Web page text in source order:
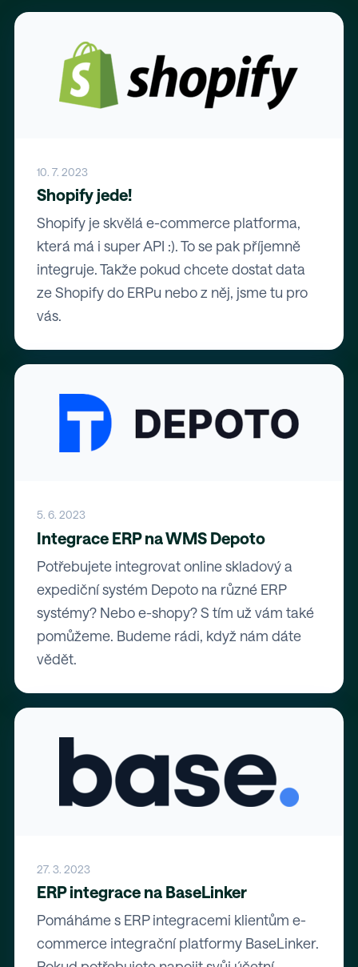
10. 7. 2023
Shopify jede!
Shopify je skvělá e-commerce platforma,
která má i super API :). To se pak příjemně
integruje. Takže pokud chcete dostat data
ze Shopify do ERPu nebo z něj, jsme tu pro
vás.
5. 6. 2023
Integrace ERP na WMS Depoto
Potřebujete integrovat online skladový a
expediční systém Depoto na různé ERP
systémy? Nebo e-shopy? S tím už vám také
pomůžeme. Budeme rádi, když nám dáte
vědět.
27. 3. 2023
ERP integrace na BaseLinker
Pomáháme s ERP integracemi klientům e-
commerce integrační platformy BaseLinker.